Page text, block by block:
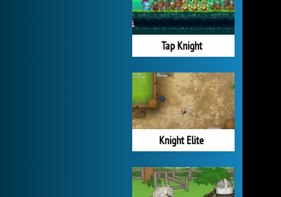
Tap Knight
Knight Elite